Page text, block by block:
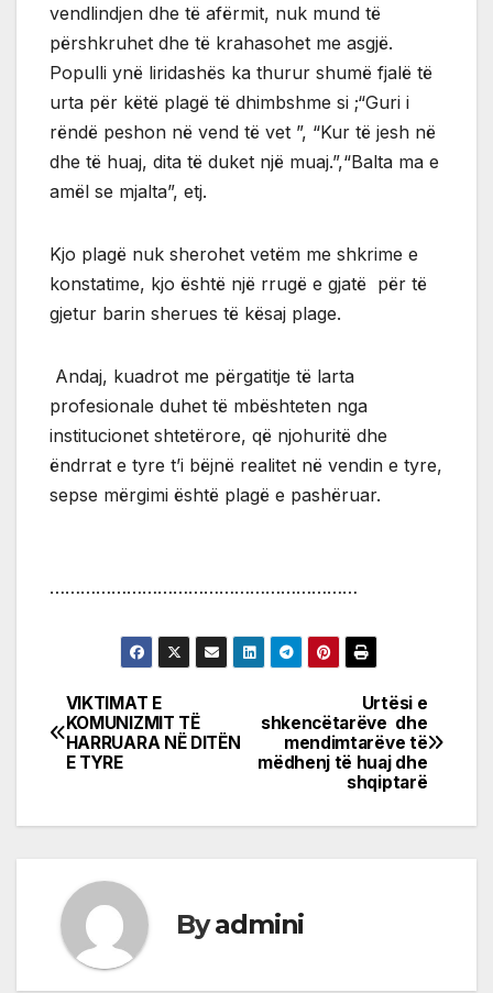
vendlindjen dhe të afërmit, nuk mund të
përshkruhet dhe të krahasohet me asgjë.
Populli ynë liridashës ka thurur shumë fjalë të
urta për këtë plagë të dhimbshme si ;“Guri i
rëndë peshon në vend të vet ”, “Kur të jesh në
dhe të huaj, dita të duket një muaj.”,“Balta ma e
amël se mjalta”, etj.
Kjo plagë nuk sherohet vetëm me shkrime e
konstatime, kjo është një rrugë e gjatë për të
gjetur barin sherues të kësaj plage.
Andaj, kuadrot me përgatitje të larta
profesionale duhet të mbështeten nga
institucionet shtetërore, që njohuritë dhe
ëndrrat e tyre t’i bëjnë realitet në vendin e tyre,
sepse mërgimi është plagë e pashëruar.
……………………………………………………
Post
navigation
Urtësi e
shkencëtarëve dhe
mendimtarëve të
mëdhenj të huaj dhe
shqiptarë
VIKTIMAT E
KOMUNIZMIT TË
HARRUARA NË DITËN
E TYRE
Byadmini